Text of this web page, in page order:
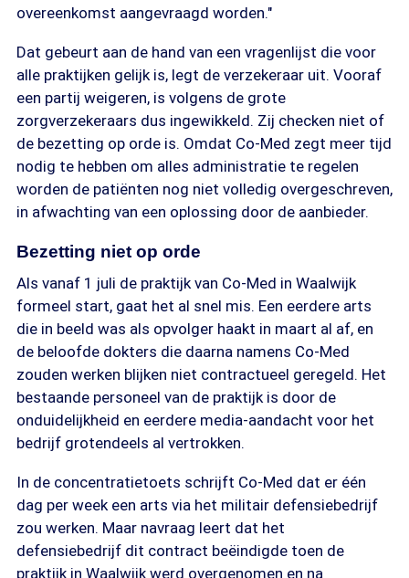
overeenkomst aangevraagd worden."
Dat gebeurt aan de hand van een vragenlijst die voor
alle praktijken gelijk is, legt de verzekeraar uit. Vooraf
een partij weigeren, is volgens de grote
zorgverzekeraars dus ingewikkeld. Zij checken niet of
de bezetting op orde is. Omdat Co-Med zegt meer tijd
nodig te hebben om alles administratie te regelen
worden de patiënten nog niet volledig overgeschreven,
in afwachting van een oplossing door de aanbieder.
Bezetting niet op orde
Als vanaf 1 juli de praktijk van Co-Med in Waalwijk
formeel start, gaat het al snel mis. Een eerdere arts
die in beeld was als opvolger haakt in maart al af, en
de beloofde dokters die daarna namens Co-Med
zouden werken blijken niet contractueel geregeld. Het
bestaande personeel van de praktijk is door de
onduidelijkheid en eerdere media-aandacht voor het
bedrijf grotendeels al vertrokken.
In de concentratietoets schrijft Co-Med dat er één
dag per week een arts via het militair defensiebedrijf
zou werken. Maar navraag leert dat het
defensiebedrijf dit contract beëindigde toen de
praktijk in Waalwijk werd overgenomen en na